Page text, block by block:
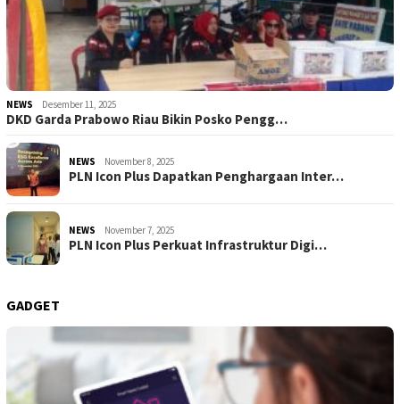
NEWS Desember 11, 2025
DKD Garda Prabowo Riau Bikin Posko Pengg…
NEWS November 8, 2025
PLN Icon Plus Dapatkan Penghargaan Inter…
NEWS November 7, 2025
PLN Icon Plus Perkuat Infrastruktur Digi…
GADGET